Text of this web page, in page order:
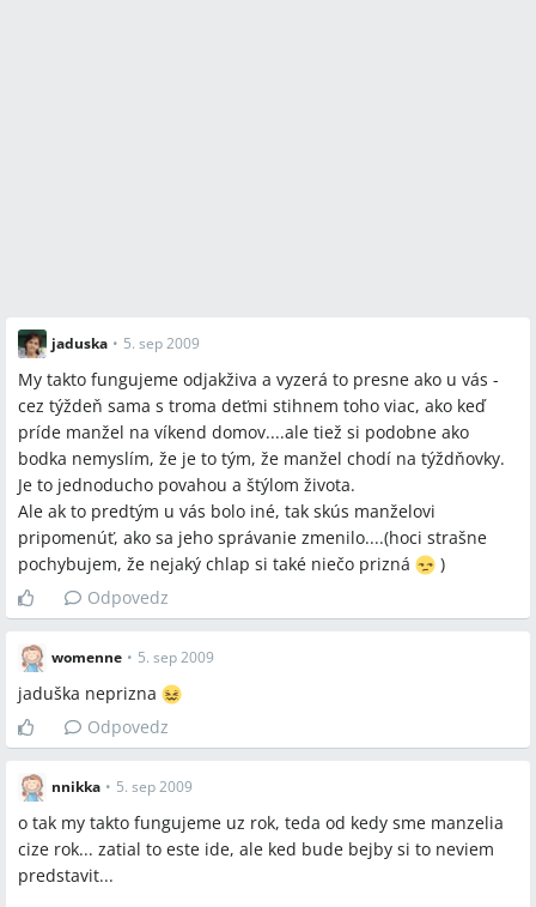
jaduska • 5. sep 2009
My takto fungujeme odjakživa a vyzerá to presne ako u vás -
cez týždeň sama s troma deťmi stihnem toho viac, ako keď
príde manžel na víkend domov....ale tiež si podobne ako
bodka nemyslím, že je to tým, že manžel chodí na týždňovky.
Je to jednoducho povahou a štýlom života.
Ale ak to predtým u vás bolo iné, tak skús manželovi
pripomenúť, ako sa jeho správanie zmenilo....(hoci strašne
pochybujem, že nejaký chlap si také niečo prizná
)
Odpovedz
womenne • 5. sep 2009
jaduška neprizna
Odpovedz
nnikka • 5. sep 2009
o tak my takto fungujeme uz rok, teda od kedy sme manzelia
cize rok... zatial to este ide, ale ked bude bejby si to neviem
predstavit...